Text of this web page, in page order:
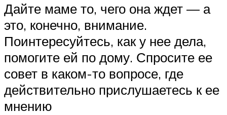
Дайте маме то, чего она ждет — а
это, конечно, внимание.
Поинтересуйтесь, как у нее дела,
помогите ей по дому. Спросите ее
совет в каком-то вопросе, где
действительно прислушаетесь к ее
мнению